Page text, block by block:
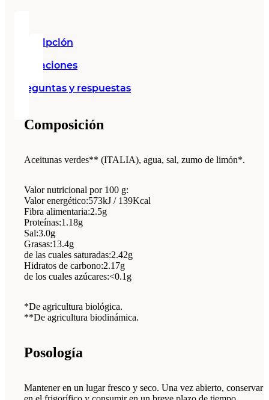
Descripción
Valoraciones
Preguntas y respuestas
Composición
Aceitunas verdes** (ITALIA), agua, sal, zumo de limón*.
Valor nutricional por 100 g:
Valor energético:573kJ / 139Kcal
Fibra alimentaria:2.5g
Proteínas:1.18g
Sal:3.0g
Grasas:13.4g
de las cuales saturadas:2.42g
Hidratos de carbono:2.17g
de los cuales azúcares:<0.1g
*De agricultura biológica.
**De agricultura biodinámica.
Posología
Mantener en un lugar fresco y seco. Una vez abierto, conservar